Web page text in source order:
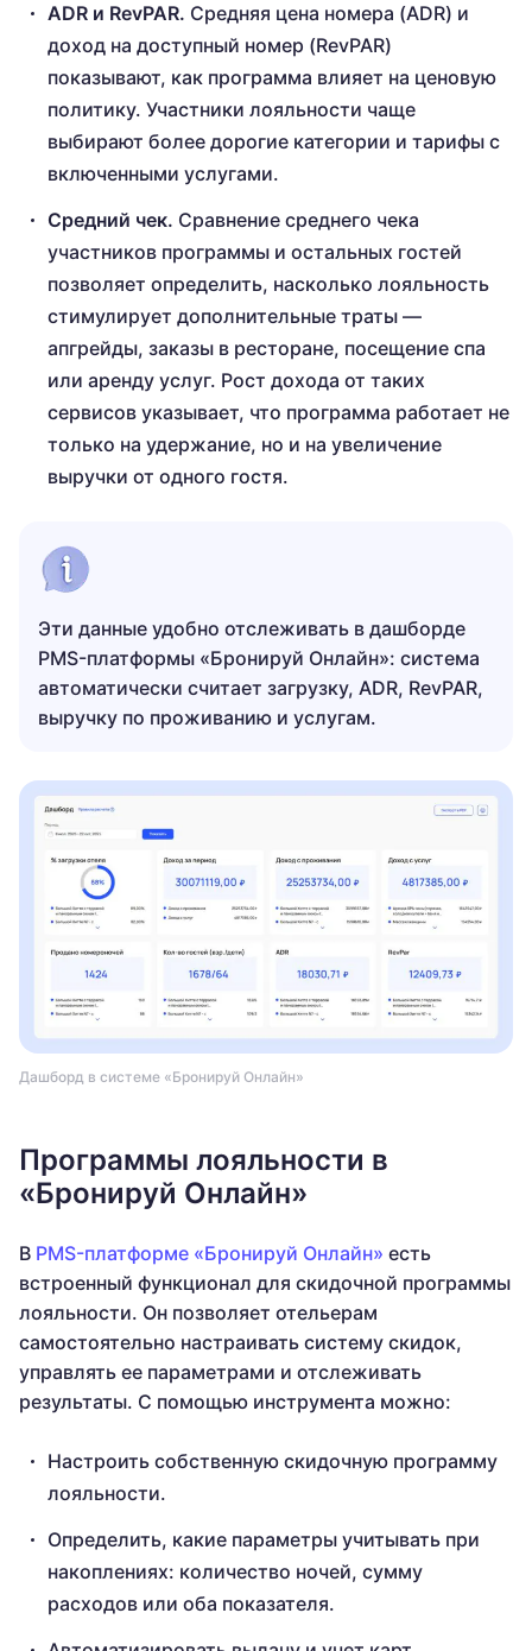
ADR и RevPAR. Средняя цена номера (ADR) и
доход на доступный номер (RevPAR)
показывают, как программа влияет на ценовую
политику. Участники лояльности чаще
выбирают более дорогие категории и тарифы с
включенными услугами.
Средний чек. Сравнение среднего чека
участников программы и остальных гостей
позволяет определить, насколько лояльность
стимулирует дополнительные траты —
апгрейды, заказы в ресторане, посещение спа
или аренду услуг. Рост дохода от таких
сервисов указывает, что программа работает не
только на удержание, но и на увеличение
выручки от одного гостя.
Эти данные удобно отслеживать в дашборде
PMS-платформы «Бронируй Онлайн»: система
автоматически считает загрузку, ADR, RevPAR,
выручку по проживанию и услугам.
Дашборд в системе «Бронируй Онлайн»
Программы лояльности в
«Бронируй Онлайн»
В PMS-платформе «Бронируй Онлайн» есть
встроенный функционал для скидочной программы
лояльности. Он позволяет отельерам
самостоятельно настраивать систему скидок,
управлять ее параметрами и отслеживать
результаты. С помощью инструмента можно:
Настроить собственную скидочную программу
лояльности.
Определить, какие параметры учитывать при
накоплениях: количество ночей, сумму
расходов или оба показателя.